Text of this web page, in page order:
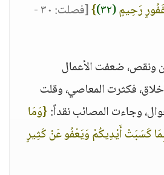
رَحِيمٍ(٣٢) }
[فصلت: ٣٠ -
ونقص، ضعفت الأعمال
فكثرت المعاصي، وقلت
وجاءت المصائب نقداً:{وَمَا
كَسَبَتْ أَيْدِيكُمْ وَيَعْفُو عَنْ كَثِيرٍ